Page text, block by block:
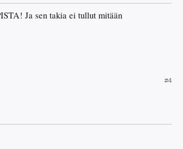
Ja sen takia ei tullut mitään
#4